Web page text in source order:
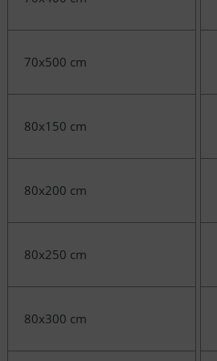
70x500 cm
80x150 cm
80x200 cm
80x250 cm
80x300 cm